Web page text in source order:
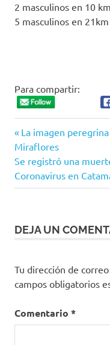
2 masculinos en 10 km
5 masculinos en 21km
Para compartir:
Navegación
de
entradas
Entrada
anterior:
La imagen
Miraflores
Siguiente
entrada:
Se registró una
Coronavirus en
DEJA UN
Tu dirección de
campos obligatorios
Comentario *